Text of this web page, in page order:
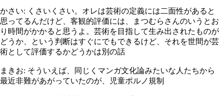
かさい: くさいくさい。オレは芸術の定義には二面性があると
思ってるんだけど、客観的評価には、まつむらさんのいうとお
り時間がかかると思うよ。芸術を目指して生み出されたものが
どうか、という判断はすぐにでもできるけど、それを世間が芸
術として評価するかどうかは別の話
まきお: そういえば、同じくマンガ文化論みたいな人たちから
最近非難があがっていたのが、児童ポルノ規制